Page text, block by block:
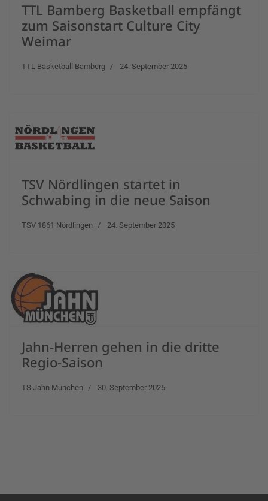
TTL Bamberg Basketball empfängt
zum Saisonstart Culture City
Weimar
TTL Basketball Bamberg 24. September 2025
TSV Nördlingen startet in
Schwabing in die neue Saison
TSV 1861 Nördlingen 24. September 2025
Jahn-Herren gehen in die dritte
Regio-Saison
TS Jahn München 30. September 2025